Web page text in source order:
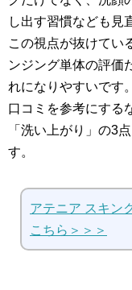
し出す習慣なども見
この視点が抜けてい
ンジング単体の評価
れになりやすいです。
口コミを参考にする
「洗い上がり」の3
す。
アテニア スキン
こちら＞＞＞